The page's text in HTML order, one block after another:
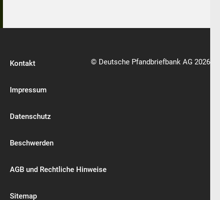
Kontakt
Impressum
Datenschutz
Beschwerden
AGB und Rechtliche Hinweise
Sitemap
© Deutsche Pfandbriefbank AG 2026